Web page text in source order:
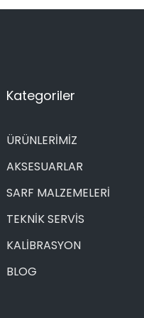
Kategoriler
ÜRÜNLERİMİZ
AKSESUARLAR
SARF MALZEMELERİ
TEKNİK SERVİS
KALİBRASYON
BLOG